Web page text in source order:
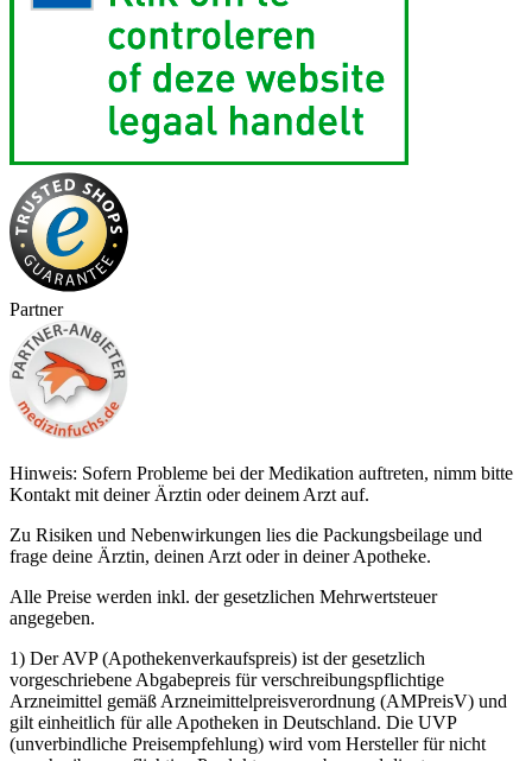
Partner
Hinweis: Sofern Probleme bei der Medikation auftreten, nimm bitte
Kontakt mit deiner Ärztin oder deinem Arzt auf.
Zu Risiken und Nebenwirkungen lies die Packungsbeilage und
frage deine Ärztin, deinen Arzt oder in deiner Apotheke.
Alle Preise werden inkl. der gesetzlichen Mehrwertsteuer
angegeben.
1) Der AVP (Apothekenverkaufspreis) ist der gesetzlich
vorgeschriebene Abgabepreis für verschreibungspflichtige
Arzneimittel gemäß Arzneimittelpreisverordnung (AMPreisV) und
gilt einheitlich für alle Apotheken in Deutschland. Die UVP
(unverbindliche Preisempfehlung) wird vom Hersteller für nicht